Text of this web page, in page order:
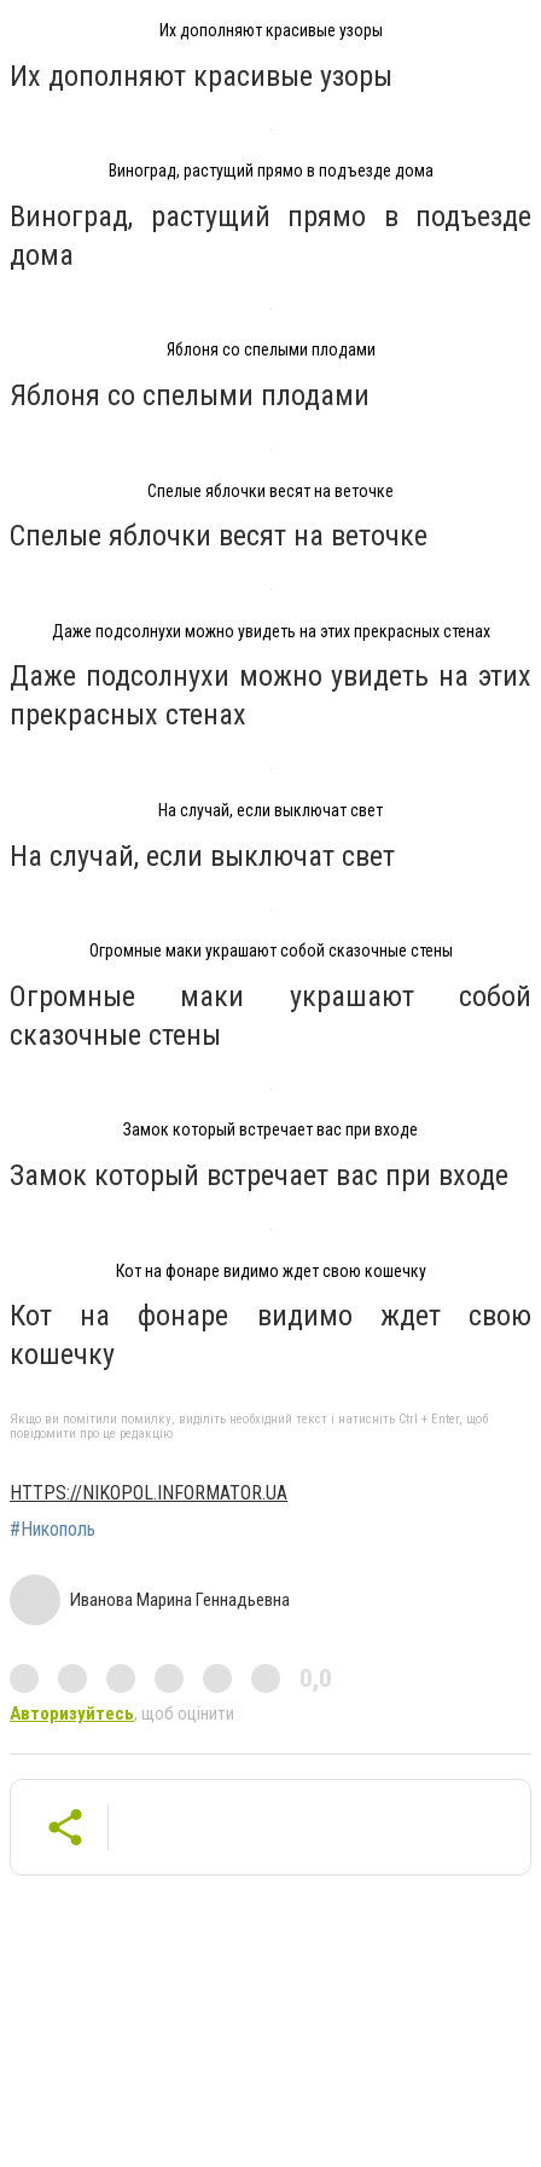
Их дополняют красивые узоры
Их дополняют красивые узоры
Виноград, растущий прямо в подъезде дома
Виноград, растущий прямо в подъезде
дома
Яблоня со спелыми плодами
Яблоня со спелыми плодами
Спелые яблочки весят на веточке
Спелые яблочки весят на веточке
Даже подсолнухи можно увидеть на этих прекрасных стенах
Даже подсолнухи можно увидеть на этих
прекрасных стенах
На случай, если выключат свет
На случай, если выключат свет
Огромные маки украшают собой сказочные стены
Огромные маки украшают собой
сказочные стены
Замок который встречает вас при входе
Замок который встречает вас при входе
Кот на фонаре видимо ждет свою кошечку
Кот на фонаре видимо ждет свою
кошечку
Якщо ви помітили помилку, виділіть необхідний текст і натисніть Ctrl + Enter, щоб
повідомити про це редакцію
HTTPS://NIKOPOL.INFORMATOR.UA
#Никополь
Иванова Марина Геннадьевна
0,0
Авторизуйтесь, щоб оцінити